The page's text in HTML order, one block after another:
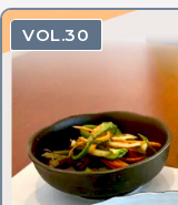
中野 高円寺
三鷹
武蔵境
西国分寺
国立
高尾
拝島
牛浜
青梅
30